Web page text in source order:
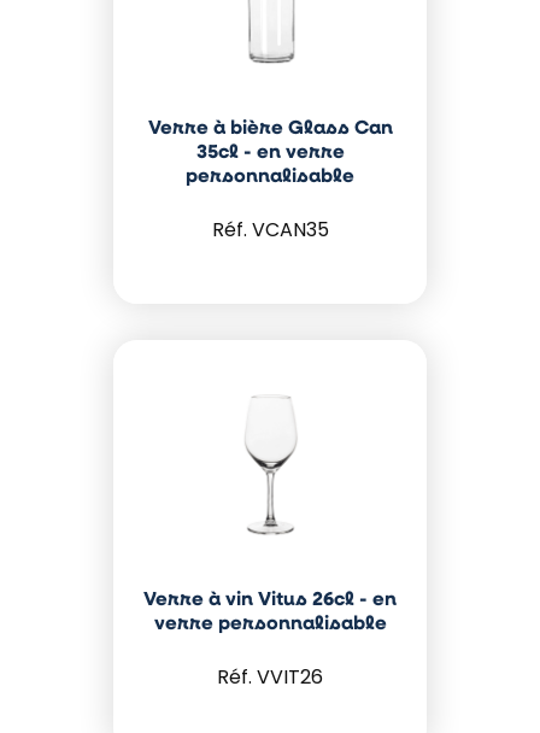
Verre à bière Glass Can
35cl - en verre
personnalisable
VCAN35
Verre à vin Vitus 26cl - en
verre personnalisable
VVIT26